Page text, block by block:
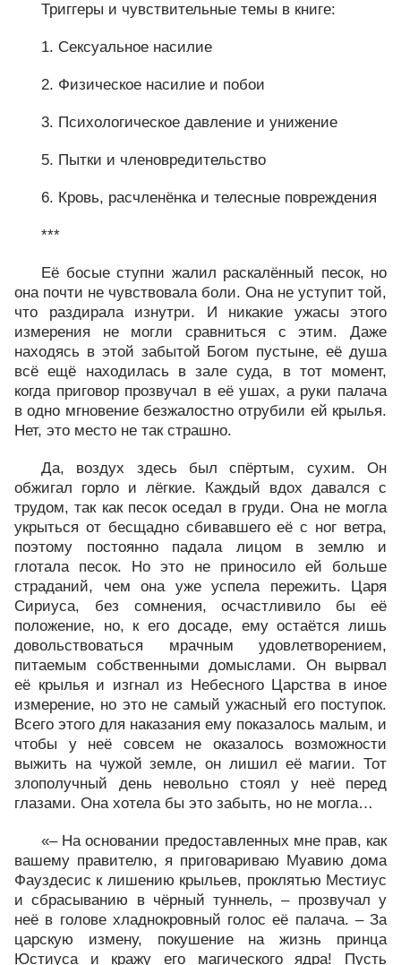
Триггеры и чувствительные темы в книге:
1. Сексуальное насилие
2. Физическое насилие и побои
3. Психологическое давление и унижение
5. Пытки и членовредительство
6. Кровь, расчленёнка и телесные повреждения
***
Её босые ступни жалил раскалённый песок, но
она почти не чувствовала боли. Она не уступит той,
что раздирала изнутри. И никакие ужасы этого
измерения не могли сравниться с этим. Даже
находясь в этой забытой Богом пустыне, её душа
всё ещё находилась в зале суда, в тот момент,
когда приговор прозвучал в её ушах, а руки палача
в одно мгновение безжалостно отрубили ей крылья.
Нет, это место не так страшно.
Да, воздух здесь был спёртым, сухим. Он
обжигал горло и лёгкие. Каждый вдох давался с
трудом, так как песок оседал в груди. Она не могла
укрыться от бесщадно сбивавшего её с ног ветра,
поэтому постоянно падала лицом в землю и
глотала песок. Но это не приносило ей больше
страданий, чем она уже успела пережить. Царя
Сириуса, без сомнения, осчастливило бы её
положение, но, к его досаде, ему остаётся лишь
довольствоваться мрачным удовлетворением,
питаемым собственными домыслами. Он вырвал
её крылья и изгнал из Небесного Царства в иное
измерение, но это не самый ужасный его поступок.
Всего этого для наказания ему показалось малым, и
чтобы у неё совсем не оказалось возможности
выжить на чужой земле, он лишил её магии. Тот
злополучный день невольно стоял у неё перед
глазами. Она хотела бы это забыть, но не могла…
«– На основании предоставленных мне прав, как
вашему правителю, я приговариваю Муавию дома
Фауздесис к лишению крыльев, проклятью Местиус
и сбрасыванию в чёрный туннель, – прозвучал у
неё в голове хладнокровный голос её палача. – За
царскую измену, покушение на жизнь принца
Юстиуса и кражу его магического ядра! Пусть